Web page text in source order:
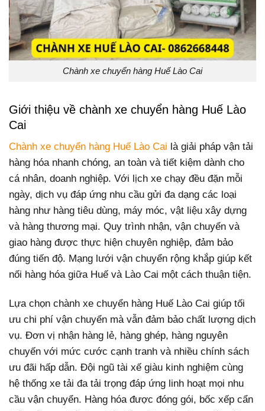
Chành xe chuyển hàng Huế Lào Cai
Giới thiệu về chành xe chuyển hàng Huế Lào
Cai
Chành xe chuyển hàng Huế Lào Cai là giải pháp vận tải
hàng hóa nhanh chóng, an toàn và tiết kiệm dành cho
cá nhân, doanh nghiệp. Với lịch xe chạy đều đặn mỗi
ngày, dịch vụ đáp ứng nhu cầu gửi đa dạng các loại
hàng như hàng tiêu dùng, máy móc, vật liệu xây dựng
và hàng thương mại. Quy trình nhận, vận chuyển và
giao hàng được thực hiện chuyên nghiệp, đảm bảo
đúng tiến độ. Mạng lưới vận chuyển rộng khắp giúp kết
nối hàng hóa giữa Huế và Lào Cai một cách thuận tiện.
Lựa chọn chành xe chuyển hàng Huế Lào Cai giúp tối
ưu chi phí vận chuyển mà vẫn đảm bảo chất lượng dịch
vụ. Đơn vị nhận hàng lẻ, hàng ghép, hàng nguyên
chuyến với mức cước cạnh tranh và nhiều chính sách
ưu đãi hấp dẫn. Đội ngũ tài xế giàu kinh nghiệm cùng
hệ thống xe tải đa tải trọng đáp ứng linh hoạt mọi nhu
cầu vận chuyển. Hàng hóa được đóng gói, bốc xếp cẩn